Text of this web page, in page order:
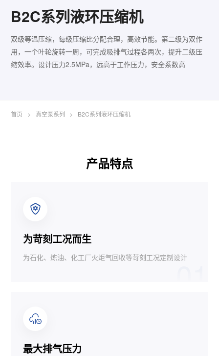
B2C系列液环压缩机
双级等温压缩，每级压缩比分配合理，高效节能。第二级为双作
用，一个叶轮旋转一周，可完成吸排气过程各两次，提升二级压
缩效率。设计压力2.5MPa，远高于工作压力，安全系数高
首页 > 真空泵系列 > B2C系列液环压缩机
产品特点
为苛刻工况而生
为石化、炼油、化工厂火炬气回收等苛刻工况定制设计
01
最大排气压力